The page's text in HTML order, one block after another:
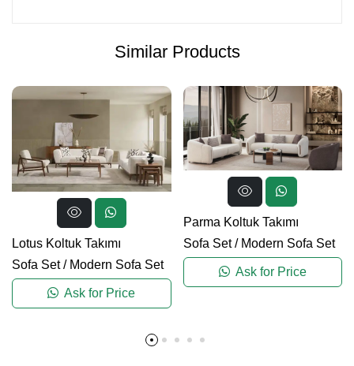
Similar Products
Lotus Koltuk Takımı
Sofa Set/ Modern Sofa Set
Ask for Price
Parma Koltuk Takımı
Sofa Set/ Modern Sofa Set
Ask for Price